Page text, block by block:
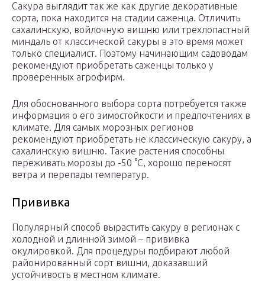
Сакура выглядит так же как другие декоративные
сорта, пока находится на стадии саженца. Отличить
сахалинскую, войлочную вишню или трехлопастный
миндаль от классической сакуры в это время может
только специалист. Поэтому начинающим садоводам
рекомендуют приобретать саженцы только у
проверенных агрофирм.
Для обоснованного выбора сорта потребуется также
информация о его зимостойкости и предпочтениях в
климате. Для самых морозных регионов
рекомендуют приобретать не классическую сакуру, а
сахалинскую вишню. Такие растения способны
переживать морозы до -50 °C, хорошо переносят
ветра и перепады температур.
Прививка
Популярный способ вырастить сакуру в регионах с
холодной и длинной зимой – прививка
окулировкой. Для процедуры подбирают любой
районированный сорт вишни, доказавший
устойчивость в местном климате.